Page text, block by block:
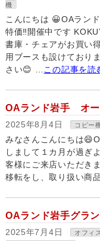
機
こんにちは 😀OAラン
特価‼開催中です
書庫・チェアがお買い
用ブースも設けており
さい😊 … この記事を読
OAランド岩手 オー
2025年8月4日 コピー
みなさんこんにちは
しまして１カ月が過ぎ
客様にご来店いただき
移転をし、取り扱い商
OAランド岩手グラ
2025年7月4日 オフィ